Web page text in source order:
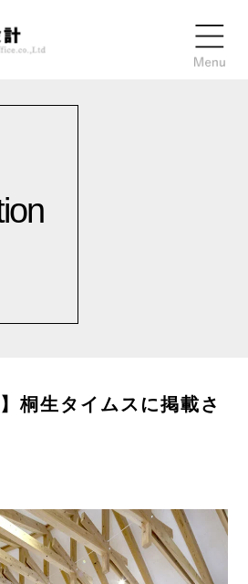
桐生タイムスに掲載さ